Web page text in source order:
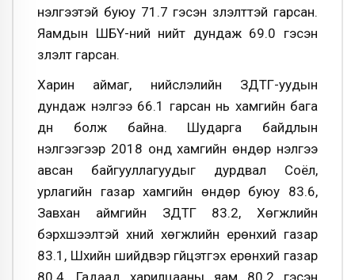
үнэлгээтэй буюу 71.7 гэсэн үзүүлэлттэй гарсан.
Яамдын ШБҮ-ний нийт дундаж 69.0 гэсэн
үзүүлэлт гарсан.
Харин аймаг, нийслэлийн ЗДТГ-уудын
дундаж үнэлгээ 66.1 гарсан нь хамгийн бага
дүн болж байна. Шударга байдлын
үнэлгээгээр 2018 онд хамгийн өндөр үнэлгээ
авсан байгууллагуудыг дурдвал Соёл,
урлагийн газар хамгийн өндөр буюу 83.6,
Завхан аймгийн ЗДТГ 83.2, Хөгжлийн
бэрхшээлтэй хүний хөгжлийн ерөнхий газар
83.1, Шүүхийн шийдвэр гүйцэтгэх ерөнхий газар
80.4, Гадаад харилцааны яам 80.2 гэсэн